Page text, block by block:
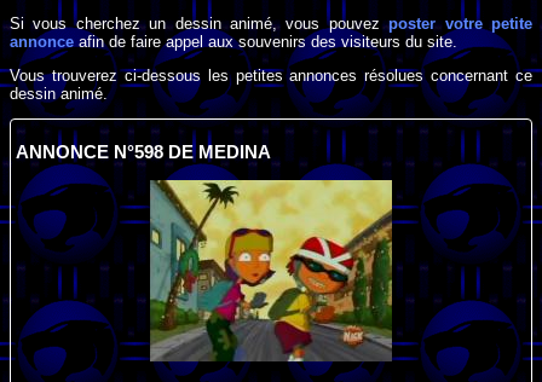
Si vous cherchez un dessin animé, vous pouvezposter votre petite
annonce afin de faire appel aux souvenirs des visiteurs du site.
Vous trouverez ci-dessous les petites annonces résolues concernant ce
dessin animé.
ANNONCE N°598 DE MEDINA